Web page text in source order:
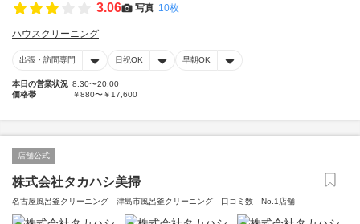
3.06 写真 10枚
ハウスクリーニング
出張・訪問専門 日祝OK 早朝OK
本日の営業状況 8:30〜20:00
価格帯
￥880〜￥17,600
店舗公式
株式会社タカハシ美掃
名古屋風呂釜クリーニング 津島市風呂釜クリーニング 口コミ数 No.1店舗